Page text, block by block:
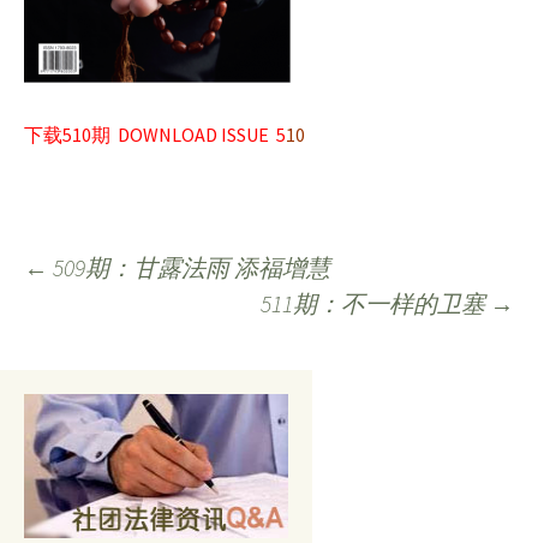
下载510期 DOWNLOAD ISSUE 510
Post
← 509期：甘露法雨 添福增慧
511期：不一样的卫塞 →